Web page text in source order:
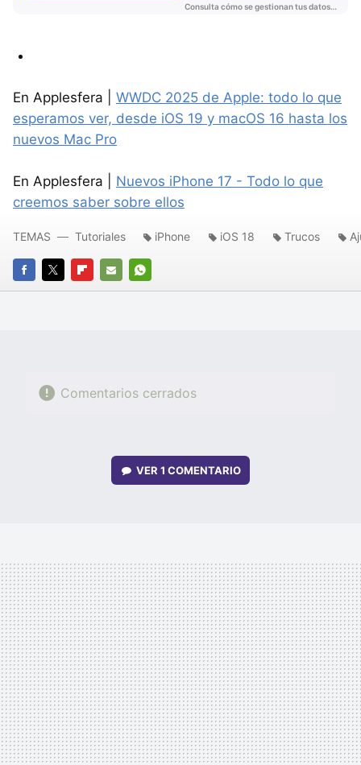
En Applesfera | WWDC 2025 de Apple: todo lo que
esperamos ver, desde iOS 19 y macOS 16 hasta los
nuevos Mac Pro
En Applesfera | Nuevos iPhone 17 - Todo lo que
creemos saber sobre ellos
FACEBOOK
TWITTERFLIPBOARD
E-
WHATSAPP
TEMAS Tutoriales iPhone iOS 18 Trucos
Comentarios cerrados
VER 1 COMENTARIO